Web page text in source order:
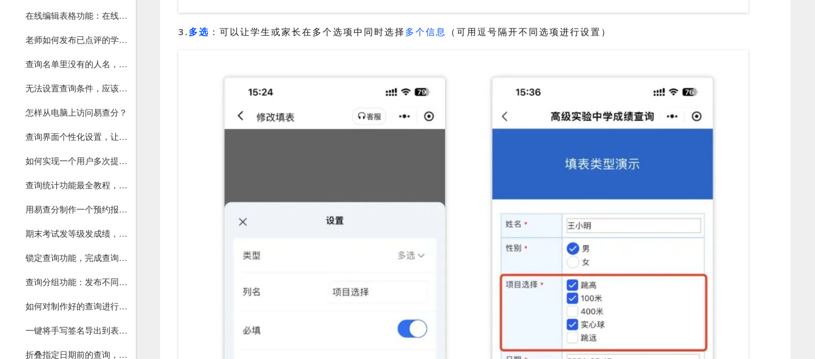
在线编辑表格功能：在线就能修改数据，增减行列
老师如何发布已点评的学生在校表现，并让家长留言反馈？
查询名单里没有的人名，如何让查询者知道？轻松搞定！
无法设置查询条件，应该如何解决？
怎样从电脑上访问易查分？
查询界面个性化设置，让你的界面更美观
如何实现一个用户多次提交表单信息？
查询统计功能最全教程，一文读懂！
用易查分制作一个预约报名系统，直接分配座号、预约号
期末考试发等级发成绩，就用易查分！
锁定查询功能，完成查询后防止他人查询
查询分组功能：发布不同班级查询，支持独立分组链接和二维码
如何对制作好的查询进行编辑和导出？
一键将手写签名导出到表格，让用户确认查询或资料核对正确
折叠指定日期前的查询，让查询列表更简洁
3. 多选 ：可以让学生或家长在多个选项中同时选择 多个信息 （可用逗号隔开不同选项进行设置）